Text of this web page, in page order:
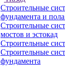
Строительные
фундамента и пола
Строительные
мостов и эстокад
Строительные
Строительные
фундамента